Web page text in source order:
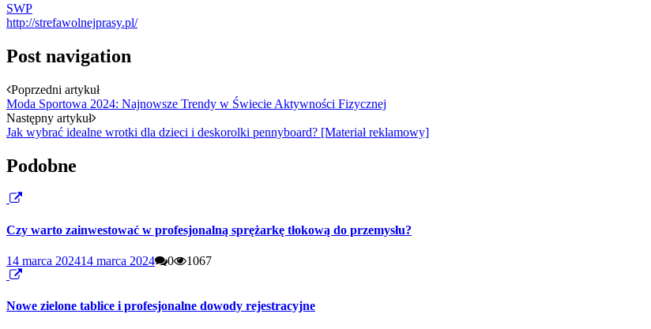
SWP
http://strefawolnejprasy.pl/
Post navigation
Poprzedni artykuł
Moda Sportowa 2024: Najnowsze Trendy w Świecie Aktywności Fizycznej
Następny artykuł
Jak wybrać idealne wrotki dla dzieci i deskorolki pennyboard? [Materiał reklamowy]
Podobne
Czy warto zainwestować w profesjonalną sprężarkę tłokową do przemysłu?
14 marca 202414 marca 2024 0 1067
Nowe zielone tablice i profesjonalne dowody rejestracyjne